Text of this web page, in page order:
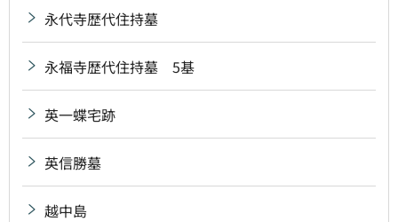
永代寺歴代住持墓
永福寺歴代住持墓 5基
英一蝶宅跡
英信勝墓
越中島